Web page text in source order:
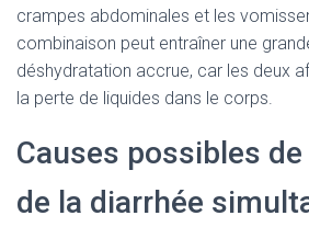
crampes abdominales et les
combinaison peut entraîner une
déshydratation accrue, car les deux
la perte de liquides dans le corps.
Causes possibles
de la diarrhée